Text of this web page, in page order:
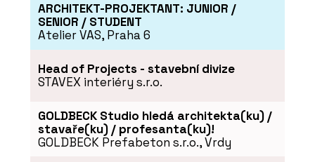
ARCHITEKT-PROJEKTANT: JUNIOR /
SENIOR / STUDENT
Atelier VAS, Praha 6
Head of Projects - stavební divize
STAVEX interiéry s.r.o.
GOLDBECK Studio hledá architekta(ku) /
stavaře(ku) / profesanta(ku)!
GOLDBECK Prefabeton s.r.o., Vrdy